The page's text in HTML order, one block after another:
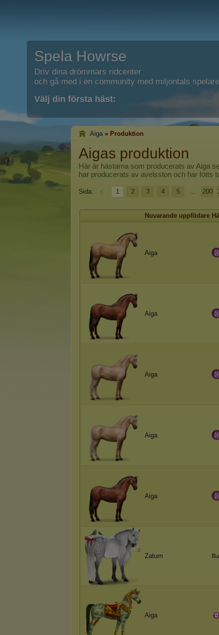
Spela Howrse
Driv dina drömmars ridcenter
och gå med i en community med miljontals
Välj din första häst:
Aiga » Produktion
Aigas produktion
Här är hästarna som producerats av Aiga
har producerats av avelsston och har fötts
Sida: 1 2 3 4 5 ... 200
Nuvarande uppfödare
Aiga
Aiga
Aiga
Aiga
Aiga
Zaturn Ba
Aiga